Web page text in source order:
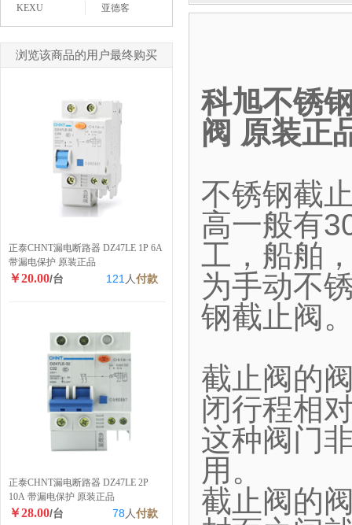
KEXU 亚德客
浏览该商品的用户最终购买
正泰CHNT漏电断路器 DZ47LE 1P 6A
带漏电保护 原装正品
￥20.00/台 121 人付款
正泰CHNT漏电断路器 DZ47LE 2P
10A 带漏电保护 原装正品
￥28.00/台 78 人付款
科旭不锈
阀 原装正
不锈钢截
高一般有
工，船舶
为手动不
钢截止阀
截止阀的
闭行程相
这种阀门
用。
截止阀的